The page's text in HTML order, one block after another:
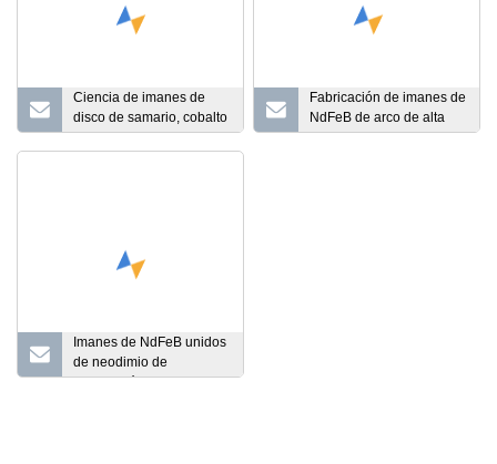
Ciencia de imanes de
disco de samario, cobalto
y SmCo
Fabricación de imanes de
NdFeB de arco de alta
calidad de China para
Imanes de NdFeB unidos
de neodimio de
compresión de anillo